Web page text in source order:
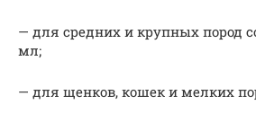
— для средних и крупных пород
мл;
— для щенков, кошек и мелких